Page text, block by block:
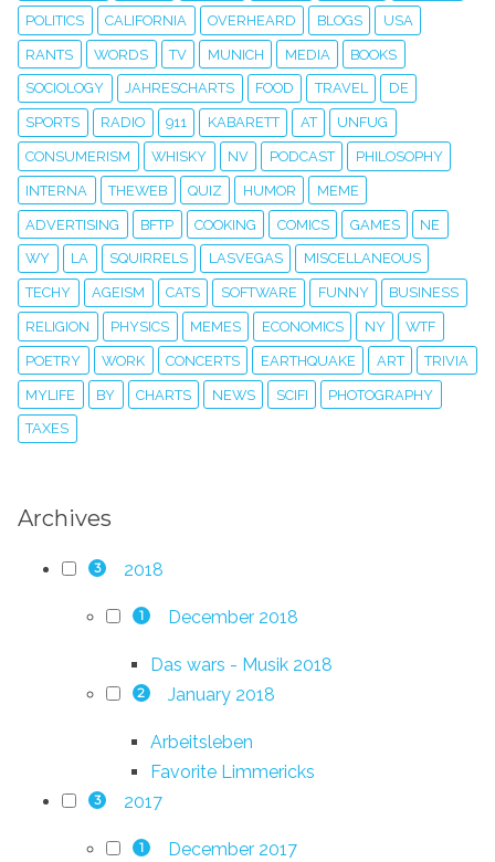
POLITICS CALIFORNIA OVERHEARD BLOGS USA
RANTS WORDS TV MUNICH MEDIA BOOKS
SOCIOLOGY JAHRESCHARTS FOOD TRAVEL DE
SPORTS RADIO 911 KABARETT AT UNFUG
CONSUMERISM WHISKY NV PODCAST PHILOSOPHY
INTERNA THEWEB QUIZ HUMOR MEME
ADVERTISING BFTP COOKING COMICS GAMES NE
WY LA SQUIRRELS LASVEGAS MISCELLANEOUS
TECHY AGEISM CATS SOFTWARE FUNNY BUSINESS
RELIGION PHYSICS MEMES ECONOMICS NY WTF
POETRY WORK CONCERTS EARTHQUAKE ART TRIVIA
MYLIFE BY CHARTS NEWS SCIFI PHOTOGRAPHY
TAXES
Archives
3 2018
1 December 2018
Das wars - Musik 2018
2 January 2018
Arbeitsleben
Favorite Limmericks
3 2017
1 December 2017